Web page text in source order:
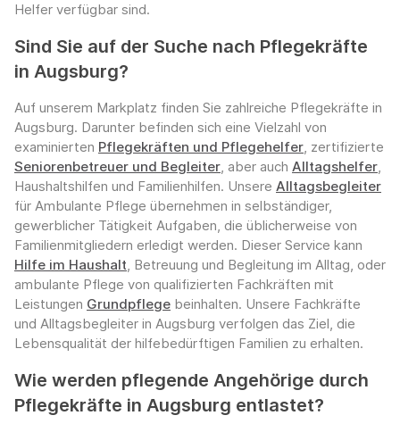
Helfer verfügbar sind.
Sind Sie auf der Suche nach Pflegekräfte
in Augsburg?
Auf unserem Markplatz finden Sie zahlreiche Pflegekräfte in
Augsburg. Darunter befinden sich eine Vielzahl von
examinierten Pflegekräften und Pflegehelfer, zertifizierte
Seniorenbetreuer und Begleiter, aber auch Alltagshelfer,
Haushaltshilfen und Familienhilfen. Unsere Alltagsbegleiter
für Ambulante Pflege übernehmen in selbständiger,
gewerblicher Tätigkeit Aufgaben, die üblicherweise von
Familienmitgliedern erledigt werden. Dieser Service kann
Hilfe im Haushalt, Betreuung und Begleitung im Alltag, oder
ambulante Pflege von qualifizierten Fachkräften mit
Leistungen Grundpflege beinhalten. Unsere Fachkräfte
und Alltagsbegleiter in Augsburg verfolgen das Ziel, die
Lebensqualität der hilfebedürftigen Familien zu erhalten.
Wie werden pflegende Angehörige durch
Pflegekräfte in Augsburg entlastet?